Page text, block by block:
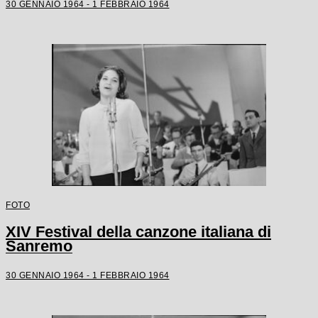
30 GENNAIO 1964 - 1 FEBBRAIO 1964
FOTO
XIV Festival della canzone italiana di
Sanremo
30 GENNAIO 1964 - 1 FEBBRAIO 1964